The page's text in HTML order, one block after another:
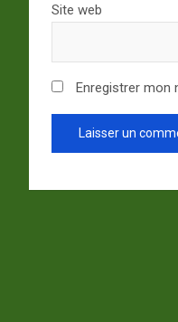
Site web
Enregistrer mon